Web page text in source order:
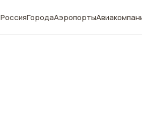
РоссияГородаАэропорты